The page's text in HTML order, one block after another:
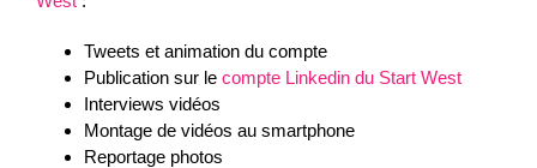
Tweets et animation du compte
Publication sur le compte Linkedin du Start West
Interviews vidéos
Montage de vidéos au smartphone
Reportage photos